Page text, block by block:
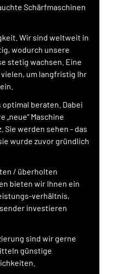
Schärfmaschinen
Wir sind weltweit in
wodurch unsere
stetig wachsen. Eine
um langfristig Ihr
beraten. Dabei
„neue“ Maschine
Sie werden sehen - das
wurde zuvor gründlich
/ überholten
bieten wir Ihnen ein
verhältnis,
investieren
sind wir gerne
günstige